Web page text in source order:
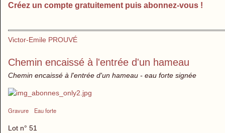
Créez un compte gratuitement puis abonnez-vous !
Victor-Emile PROUVÉ
Chemin encaissé à l'entrée d'un hameau
Chemin encaissé à l'entrée d'un hameau - eau forte signée
Gravure Eau forte
Lot n° 51